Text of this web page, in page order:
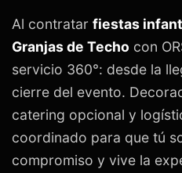
Al contratar fiestas
Granjas de Techo con
servicio 360°: desde la
cierre del evento.
catering opcional y
coordinado para que tú
compromiso y vive la